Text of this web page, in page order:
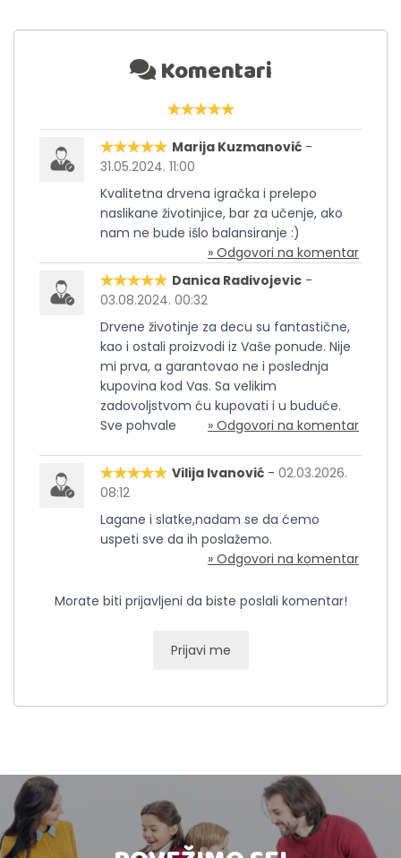
Komentari
Marija Kuzmanović -
31.05.2024. 11:00
Kvalitetna drvena igračka i prelepo
naslikane životinjice, bar za učenje, ako
nam ne bude išlo balansiranje :)
» Odgovori na komentar
Danica Radivojevic -
03.08.2024. 00:32
Drvene životinje za decu su fantastične,
kao i ostali proizvodi iz Vaše ponude. Nije
mi prva, a garantovao ne i poslednja
kupovina kod Vas. Sa velikim
zadovoljstvom ću kupovati i u buduće.
Sve pohvale
» Odgovori na komentar
Vilija Ivanović - 02.03.2026.
08:12
Lagane i slatke,nadam se da ćemo
uspeti sve da ih poslažemo.
» Odgovori na komentar
Morate biti prijavljeni da biste poslali komentar!
Prijavi me